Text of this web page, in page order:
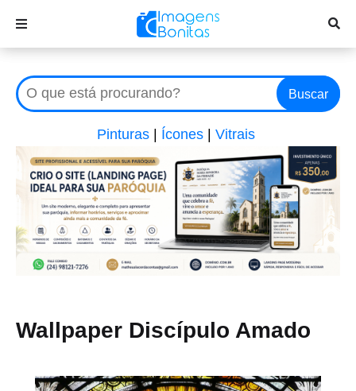
Buscar
Pinturas Ícones Vitrais
Wallpaper Discípulo Amado